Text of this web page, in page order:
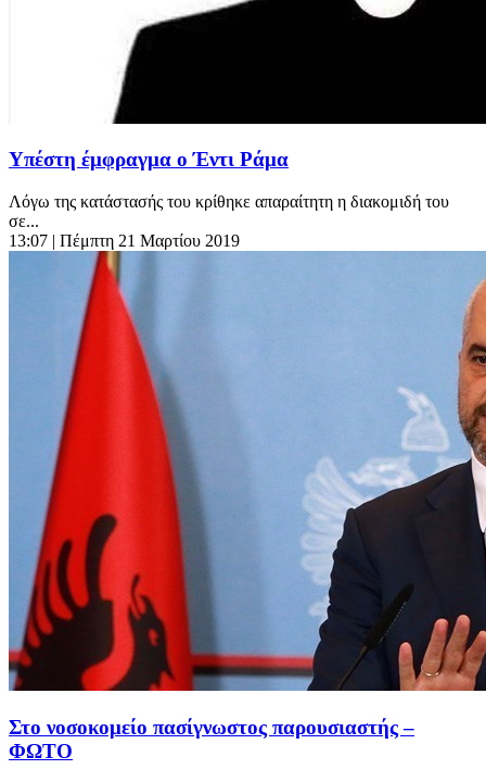
Υπέστη έμφραγμα ο Έντι Ράμα
Λόγω της κατάστασής του κρίθηκε απαραίτητη η διακομιδή του
σε...
13:07 | Πέμπτη 21 Μαρτίου 2019
Στο νοσοκομείο πασίγνωστος παρουσιαστής –
ΦΩΤΟ